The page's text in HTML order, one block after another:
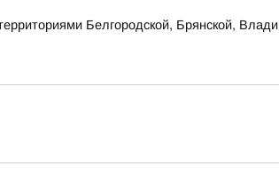
Белгородской, Брянской,